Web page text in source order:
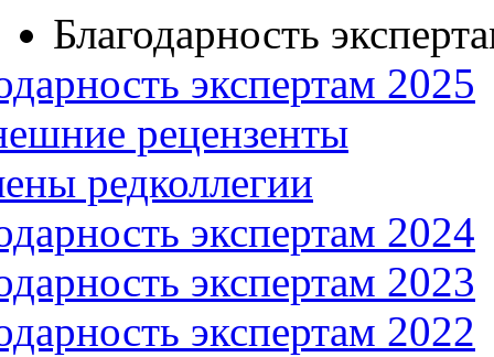
Благодарность
экспертам 2025
рецензенты
редколлегии
экспертам 2024
экспертам 2023
экспертам 2022